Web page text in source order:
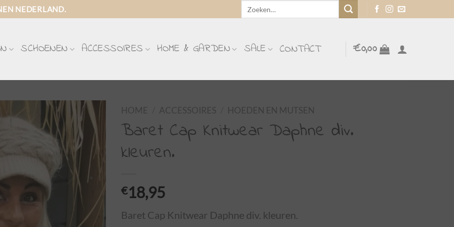
NEDERLAND.
SCHOENEN ACCESSOIRES HOME & GARDEN SALE CONTACT €0,00
HOME ACCESSOIRES HOEDEN EN MUTSEN
Baret Cap Knitwear Daphne div.
kleuren.
€18,95
Baret Cap Knitwear Daphne div. kleuren.